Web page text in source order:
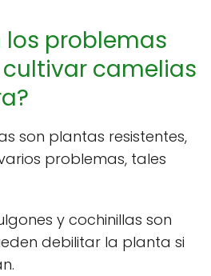
los problemas
camelias
son plantas resistentes,
problemas, tales
y cochinillas son
debilitar la planta si